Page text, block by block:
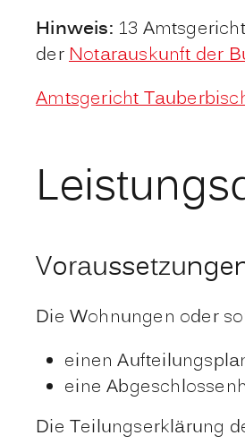
Hinweis: 13
derNotarauskunft der
Amtsgericht
Die Wohnungen oder
einen
eine
Die Teilungserklärung